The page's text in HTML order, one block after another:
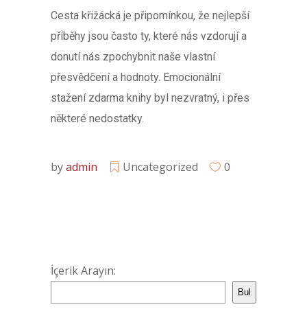
Cesta křižácká je připomínkou, že nejlepší
příběhy jsou často ty, které nás vzdorují a
donutí nás zpochybnit naše vlastní
přesvědčení a hodnoty. Emocionální
stažení zdarma​ knihy byl nezvratný, i přes
některé nedostatky.
byadmin Uncategorized 0
İçerik Arayın:
Bul